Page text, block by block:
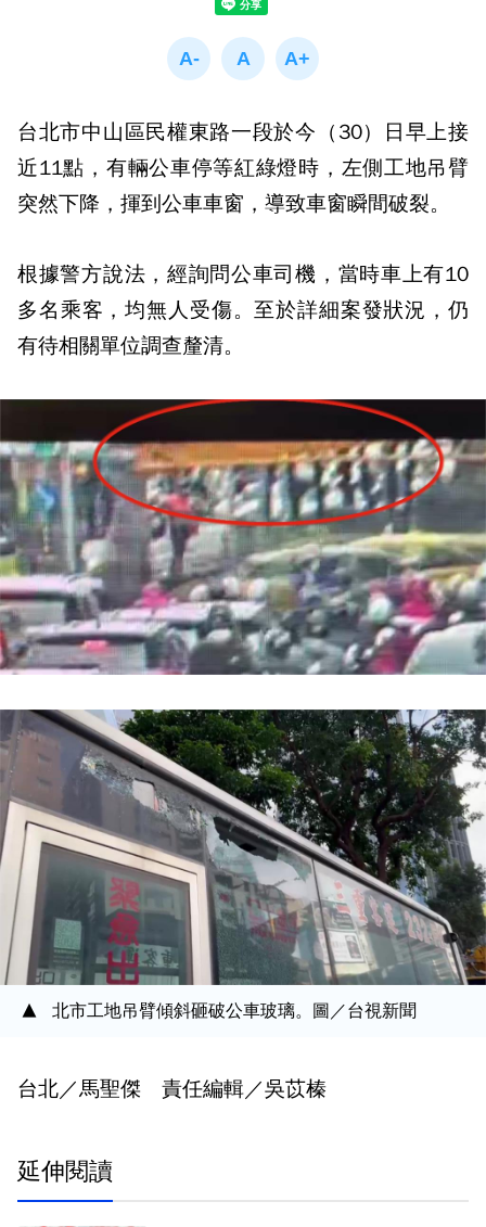
台北市中山區民權東路一段於今（30）日早上接
近11點，有輛公車停等紅綠燈時，左側工地吊臂
突然下降，揮到公車車窗，導致車窗瞬間破裂。
根據警方說法，經詢問公車司機，當時車上有10
多名乘客，均無人受傷。至於詳細案發狀況，仍
有待相關單位調查釐清。
北市工地吊臂傾斜砸破公車玻璃。圖／台視新聞
台北／馬聖傑 責任編輯／吳苡榛
延伸閱讀